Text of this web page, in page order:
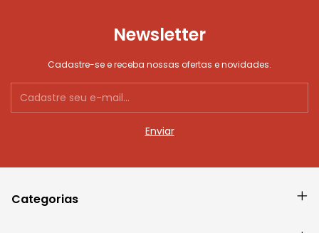
Newsletter
Cadastre-se e receba nossas ofertas e novidades.
Categorias